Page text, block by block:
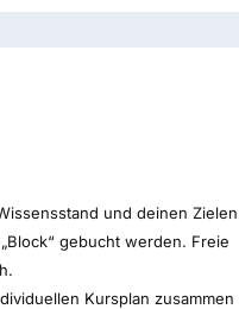
und deinen Zielen
gebucht werden. Freie
Kursplan zusammen